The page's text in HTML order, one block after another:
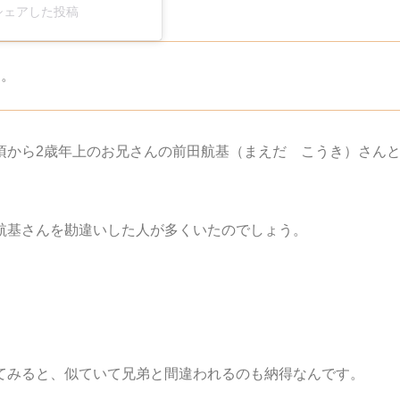
アした投稿
ら2歳年上のお兄さんの前田航基（まえだ こうき）さんと
さんを勘違いした人が多くいたのでしょう。
ると、似ていて兄弟と間違われるのも納得なんです。